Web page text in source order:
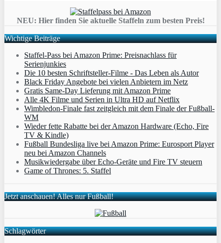
NEU: Hier finden Sie aktuelle Staffeln zum besten Preis!
Wichtige Beiträge
Staffel-Pass bei Amazon Prime: Preisnachlass für
Serienjunkies
Die 10 besten Schriftsteller-Filme - Das Leben als Autor
Black Friday Angebote bei vielen Anbietern im Netz
Gratis Same-Day Lieferung mit Amazon Prime
Alle 4K Filme und Serien in Ultra HD auf Netflix
Wimbledon-Finale fast zeitgleich mit dem Finale der Fußball-
WM
Wieder fette Rabatte bei der Amazon Hardware (Echo, Fire
TV & Kindle)
Fußball Bundesliga live bei Amazon Prime: Eurosport Player
neu bei Amazon Channels
Musikwiedergabe über Echo-Geräte und Fire TV steuern
Game of Thrones: 5. Staffel
Jetzt anschauen! Alles nur Fußball!
Schlagwörter